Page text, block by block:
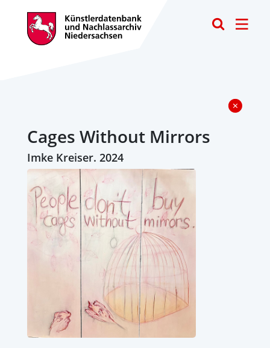
Cages Without Mirrors
Imke Kreiser. 2024